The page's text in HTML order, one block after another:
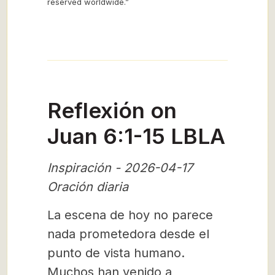
Reflexión on
Juan 6:1-15 LBLA
Inspiración - 2026-04-17
Oración diaria
La escena de hoy no parece
nada prometedora desde el
punto de vista humano.
Muchos han venido a